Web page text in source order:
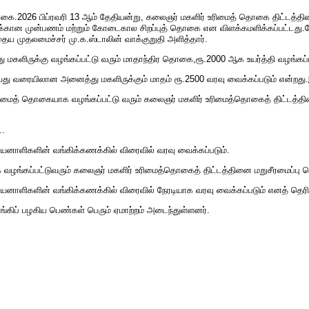
பிப்ரவரி 13 ஆம் தேதியன்று, கலைஞர் மகளிர் உரிமைத் தொகை
முன்பணம் மற்றும் கோடைகால சிறப்புத் தொகை என
மு.க.ஸ்டாலின் வாக்குறுதி அளித்தார்.
வழங்கப்பட்டு வரும் மாதாந்திர தொகை,ரூ.2000 ஆக உயர்த்தி
வரையிலான அனைத்து மகளிருக்கும் மாதம் ரூ.2500 வரவு வைக்கப்படும்
தொகையாக வழங்கப்பட்டு வரும் கலைஞர் மகளிர் உரிமைத்தொகைத்
வங்கிக்கணக்கில் விரைவில் வரவு வைக்கப்படும்.
கலைஞர் மகளிர் உரிமைத்தொகைத் திட்டத்தினை மறுசீரமைப்பு
வங்கிக்கணக்கில் விரைவில் நேரடியாக வரவு வைக்கப்படும் எனத்
பழகிய பெண்கள் பெரும் ஏமாற்றம் அடைந்துள்ளனர்.